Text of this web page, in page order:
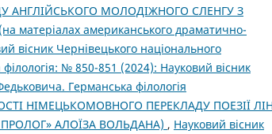
АНГЛІЙСЬКОГО МОЛОДІЖНОГО СЛЕНГУ З
американського драматично-
вісник Чернівецького національного
№ 850-851 (2024): Науковий вісник
Германська філологія
НІМЕЦЬКОМОВНОГО ПЕРЕКЛАДУ ПОЕЗІЇ
АЛОЇЗА ВОЛЬДАНА) , Науковий вісник